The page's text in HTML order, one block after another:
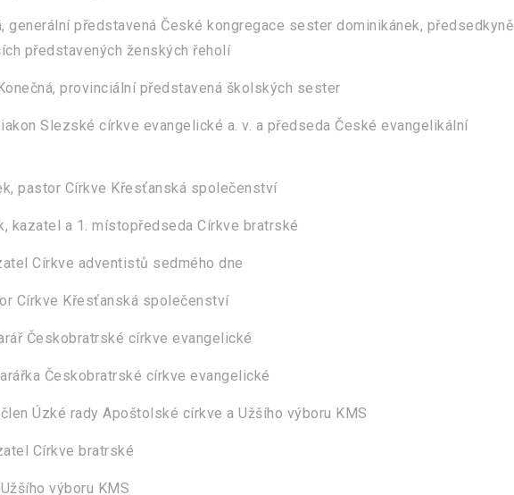
generální představená České kongregace sester dominikánek, předsedkyně
představených ženských řeholí
provinciální představená školských sester
Slezské církve evangelické a. v. a předseda České evangelikální
pastor Církve Křesťanská společenství
kazatel a 1. místopředseda Církve bratrské
Církve adventistů sedmého dne
Církve Křesťanská společenství
Českobratrské církve evangelické
Českobratrské církve evangelické
člen Úzké rady Apoštolské církve a Užšího výboru KMS
Církve bratrské
výboru KMS